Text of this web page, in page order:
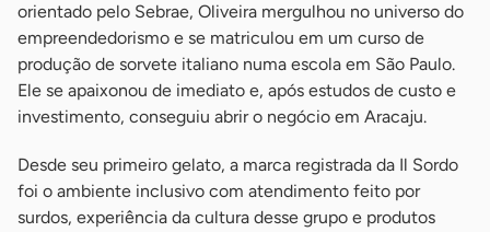
orientado pelo Sebrae, Oliveira mergulhou no universo do
empreendedorismo e se matriculou em um curso de
produção de sorvete italiano numa escola em São Paulo.
Ele se apaixonou de imediato e, após estudos de custo e
investimento, conseguiu abrir o negócio em Aracaju.
Desde seu primeiro gelato, a marca registrada da Il Sordo
foi o ambiente inclusivo com atendimento feito por
surdos, experiência da cultura desse grupo e produtos